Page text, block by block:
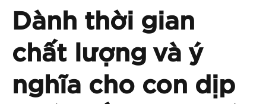
Dành thời gian
chất lượng và ý
nghĩa cho con dịp